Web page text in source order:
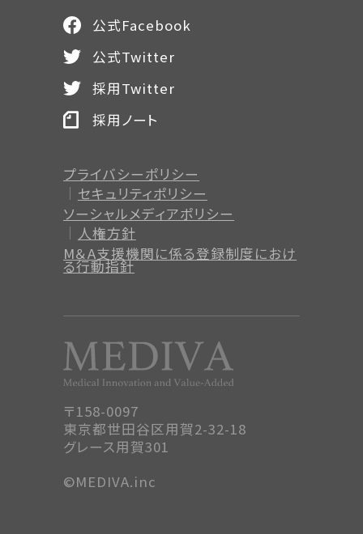
〒158-0097
東京都世田谷区用賀2-32-18
グレース用賀301
プライバシーポリシー
セキュリティポリシー
ソーシャルメディアポリシー
人権方針
M＆A支援機関に係る登録制度におけ
る行動指針
公式Facebook
公式Twitter
採用Twitter
採用ノート
©MEDIVA.inc